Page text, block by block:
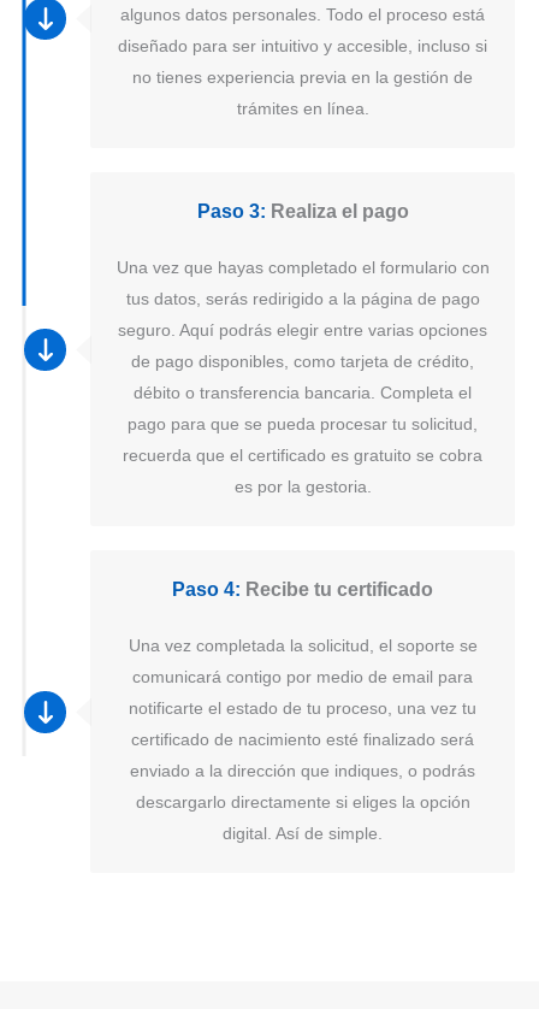
algunos datos personales. Todo el proceso está
diseñado para ser intuitivo y accesible, incluso si
no tienes experiencia previa en la gestión de
trámites en línea.
Paso 3: Realiza el pago
Una vez que hayas completado el formulario con
tus datos, serás redirigido a la página de pago
seguro. Aquí podrás elegir entre varias opciones
de pago disponibles, como tarjeta de crédito,
débito o transferencia bancaria. Completa el
pago para que se pueda procesar tu solicitud,
recuerda que el certificado es gratuito se cobra
es por la gestoria.
Paso 4: Recibe tu certificado
Una vez completada la solicitud, el soporte se
comunicará contigo por medio de email para
notificarte el estado de tu proceso, una vez tu
certificado de nacimiento esté finalizado será
enviado a la dirección que indiques, o podrás
descargarlo directamente si eliges la opción
digital. Así de simple.